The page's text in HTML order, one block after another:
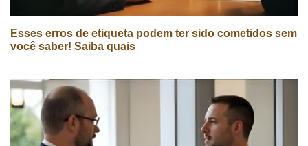
Esses erros de etiqueta podem ter sido cometidos sem
você saber! Saiba quais